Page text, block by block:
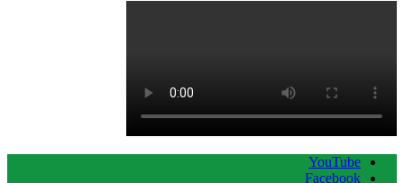
YouTube
Facebook